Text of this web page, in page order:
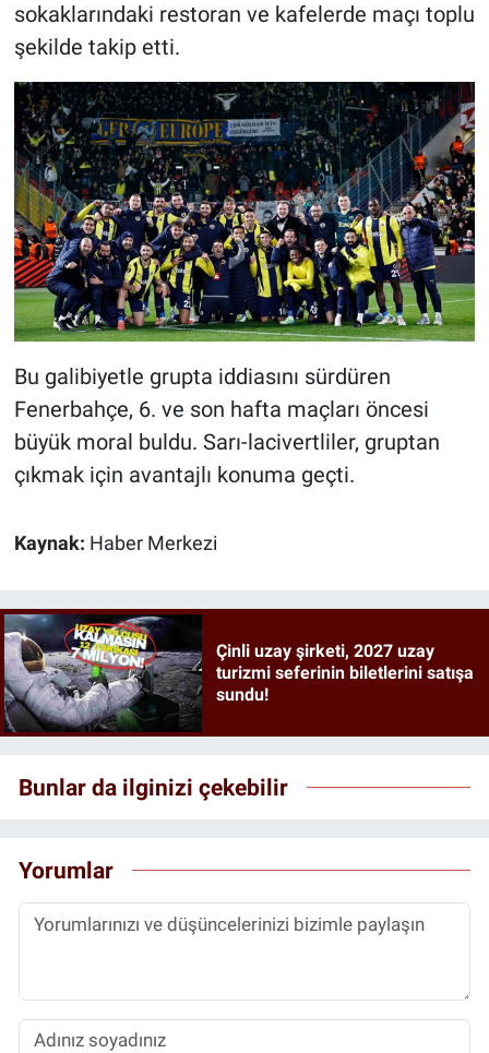
sokaklarındaki restoran ve kafelerde maçı toplu
şekilde takip etti.
Bu galibiyetle grupta iddiasını sürdüren
Fenerbahçe, 6. ve son hafta maçları öncesi
büyük moral buldu. Sarı-lacivertliler, gruptan
çıkmak için avantajlı konuma geçti.
Kaynak: Haber Merkezi
Çinli uzay şirketi, 2027 uzay
turizmi seferinin biletlerini satışa
sundu!
Bunlar da ilginizi çekebilir
Yorumlar